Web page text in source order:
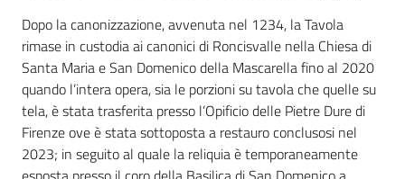
Dopo la canonizzazione, avvenuta nel 1234, la Tavola
rimase in custodia ai canonici di Roncisvalle nella Chiesa di
Santa Maria e San Domenico della Mascarella fino al 2020
quando l’intera opera, sia le porzioni su tavola che quelle su
tela, è stata trasferita presso l’Opificio delle Pietre Dure di
Firenze ove è stata sottoposta a restauro conclusosi nel
2023; in seguito al quale la reliquia è temporaneamente